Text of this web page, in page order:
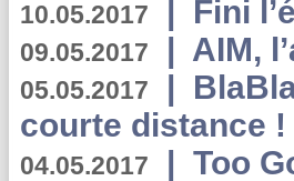
10.05.2017 | Fini
09.05.2017 | AIM,
05.05.2017 |
courte distance !
04.05.2017 | Too